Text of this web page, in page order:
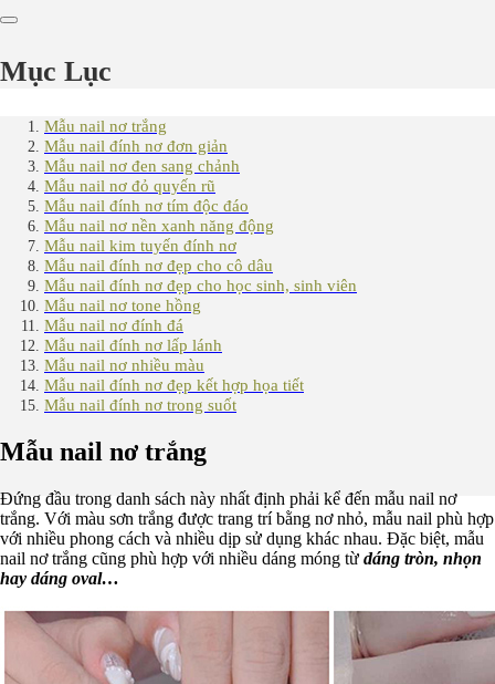
Mục Lục
Mẫu nail nơ trắng
Mẫu nail đính nơ đơn giản
Mẫu nail nơ đen sang chảnh
Mẫu nail nơ đỏ quyến rũ
Mẫu nail đính nơ tím độc đáo
Mẫu nail nơ nền xanh năng động
Mẫu nail kim tuyến đính nơ
Mẫu nail đính nơ đẹp cho cô dâu
Mẫu nail đính nơ đẹp cho học sinh, sinh viên
Mẫu nail nơ tone hồng
Mẫu nail nơ đính đá
Mẫu nail đính nơ lấp lánh
Mẫu nail nơ nhiều màu
Mẫu nail đính nơ đẹp kết hợp họa tiết
Mẫu nail đính nơ trong suốt
Mẫu nail nơ trắng
Đứng đầu trong danh sách này nhất định phải kể đến mẫu nail nơ
trắng. Với màu sơn trắng được trang trí bằng nơ nhỏ, mẫu nail phù hợp
với nhiều phong cách và nhiều dịp sử dụng khác nhau. Đặc biệt, mẫu
nail nơ trắng cũng phù hợp với nhiều dáng móng từ dáng tròn, nhọn
hay dáng oval…